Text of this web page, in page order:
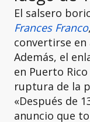
El salsero
Frances Franco
convertirse
Además, el
en Puerto
ruptura de la
«Después de
anuncio que